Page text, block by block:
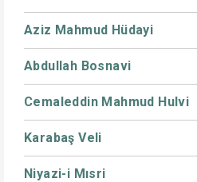
Aziz Mahmud Hüdayi
Abdullah Bosnavi
Cemaleddin Mahmud Hulvi
Karabaş Veli
Niyazi-i Mısri